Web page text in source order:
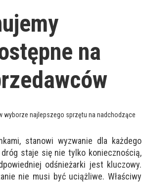
na
wyborze najlepszego sprzętu na nadchodzące
stanowi wyzwanie dla każdego
staje się nie tylko koniecznością,
odśnieżarki jest kluczowy.
nie musi być uciążliwe. Właściwy